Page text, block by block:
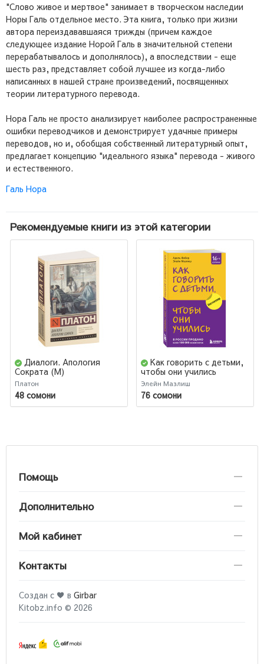
"Слово живое и мертвое" занимает в творческом наследии
Норы Галь отдельное место. Эта книга, только при жизни
автора переиздававшаяся трижды (причем каждое
следующее издание Норой Галь в значительной степени
перерабатывалось и дополнялось), а впоследствии - еще
шесть раз, представляет собой лучшее из когда-либо
написанных в нашей стране произведений, посвященных
теории литературного перевода.
Нора Галь не просто анализирует наиболее распространенные
ошибки переводчиков и демонстрирует удачные примеры
переводов, но и, обобщая собственный литературный опыт,
предлагает концепцию "идеального языка" перевода - живого
и естественного.
Галь Нора
Рекомендуемые книги из этой категории
Диалоги. Апология
Сократа (М)
Платон
48 сомони
Как говорить с детьми,
чтобы они учились
Элейн Мазлиш
76 сомони
Помощь
Дополнительно
Мой кабинет
Контакты
Создан с ♥ в Girbar
Kitobz.info © 2026